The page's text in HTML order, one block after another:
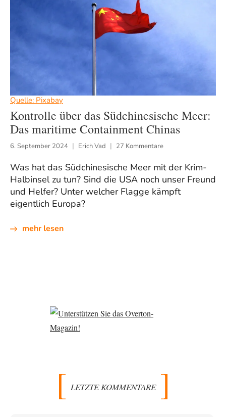
Quelle: Pixabay
Kontrolle über das Südchinesische Meer:
Das maritime Containment Chinas
6. September 2024 Erich Vad 27 Kommentare
Was hat das Südchinesische Meer mit der Krim-
Halbinsel zu tun? Sind die USA noch unser Freund
und Helfer? Unter welcher Flagge kämpft
eigentlich Europa?
mehr lesen
LETZTE KOMMENTARE